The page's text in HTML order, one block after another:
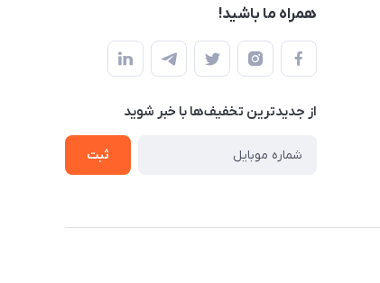
همراه ما باشید!
از جدید‌ترین تخفیف‌ها با‌ خبر شوید
ثبت